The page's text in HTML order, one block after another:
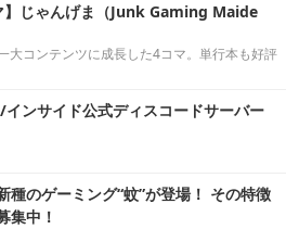
】じゃんげま（Junk Gaming Maide
大コンテンツに成長した4コマ。単行本も好評
ンサイド公式ディスコードサーバー
種のゲーミング“蚊”が登場！ その特徴
集中！